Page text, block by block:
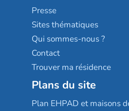
Sérénys
Résidences services
Presse
Sites thématiques
Qui sommes-nous ?
Contact
Trouver ma résidence
Plans du site
Plan EHPAD et maisons